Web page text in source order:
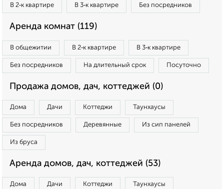
В 2‑к квартире В 3‑к квартире Без посредников
Аренда комнат (119)
В общежитии В 2‑к квартире В 3‑к квартире
Без посредников На длительный срок Посуточно
Продажа домов, дач, коттеджей (0)
Дома Дачи Коттеджи Таунхаусы
Без посредников Деревянные Из сип панелей
Из бруса
Аренда домов, дач, коттеджей (53)
Дома Дачи Коттеджи Таунхаусы